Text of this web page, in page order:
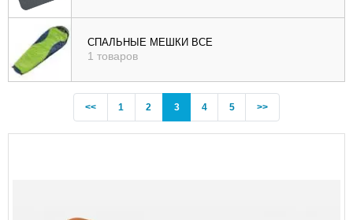
СПАЛЬНЫЕ МЕШКИ ВСЕ
1 товаров
<<Previous
1 2 3(current)
4 5 >>